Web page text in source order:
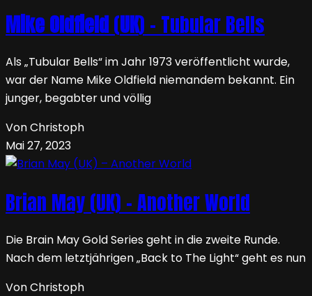
Mike Oldfield(UK) – Tubular Bells
Als „Tubular Bells“ im Jahr 1973 veröffentlicht wurde,
war der Name Mike Oldfield niemandem bekannt. Ein
junger, begabter und völlig
Von Christoph
Mai 27, 2023
Brian May (UK) – Another World
Die Brain May Gold Series geht in die zweite Runde.
Nach dem letztjährigen „Back to The Light“ geht es nun
Von Christoph